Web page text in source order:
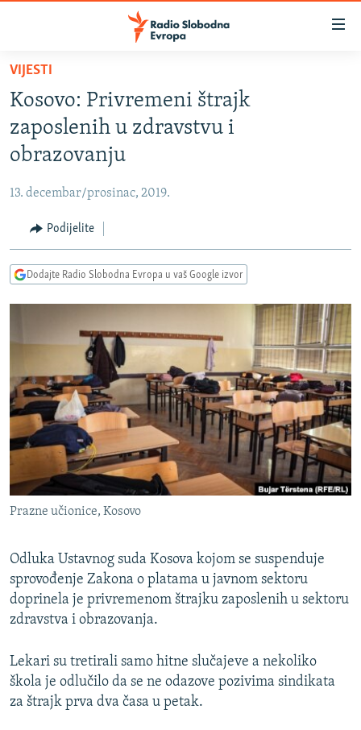
Pređite
glavni
sadržaj
Pređite
na
glavnu
Pređite
na
pretragu
BOSNA I HERCEGOVINA
SRBIJA
CRNA GORA
VIZUELNO
RAT U UKRAJINI
RSE PRIČE IZ SVIJETA
ISPRIČAJ MI
DNEVNO@RSE
SPECIJALI RSE
VIŠE OD NASLOVA
GENOCID U SREBRENICI
TV LIBERTY
POST SCRIPTUM
MOJA EVROPA
SVE KARTE DEJTONA
NASTANAK I RASPAD JUGOSLAVIJE
PRATITE NAS
Sve RFE/RL stranice
VIJESTI
Kosovo: Privremeni štrajk
zaposlenih u zdravstvu i
obrazovanju
13. decembar/prosinac, 2019.
Podijelite
Dodajte Radio Slobodna Evropa u vaš Google izvor
Prazne učionice, Kosovo
Odluka Ustavnog suda Kosova kojom se suspenduje
sprovođenje Zakona o platama u javnom sektoru
doprinela je privremenom štrajku zaposlenih u sektoru
zdravstva i obrazovanja.
Lekari su tretirali samo hitne slučajeve a nekoliko
škola je odlučilo da se ne odazove pozivima sindikata
za štrajk prva dva časa u petak.